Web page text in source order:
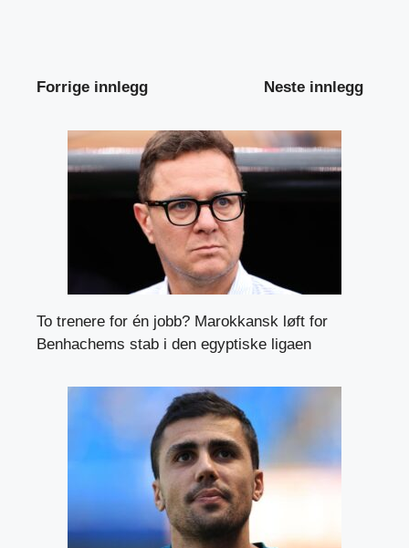
Forrige innlegg Neste innlegg
To trenere for én jobb? Marokkansk løft for
Benhachems stab i den egyptiske ligaen